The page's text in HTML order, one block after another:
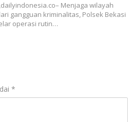
Menjaga wilayah
gangguan kriminalitas, Polsek Bekasi
operasi rutin…
*